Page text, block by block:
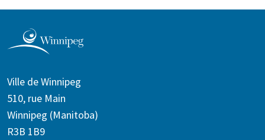
Ville de Winnipeg
510, rue Main
Winnipeg (Manitoba)
R3B 1B9